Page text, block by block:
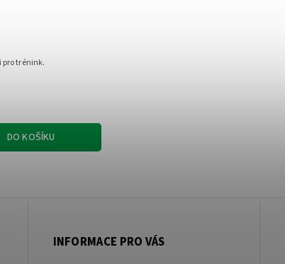
DO KOŠÍKU
pro trénink.
INFORMACE PRO VÁS